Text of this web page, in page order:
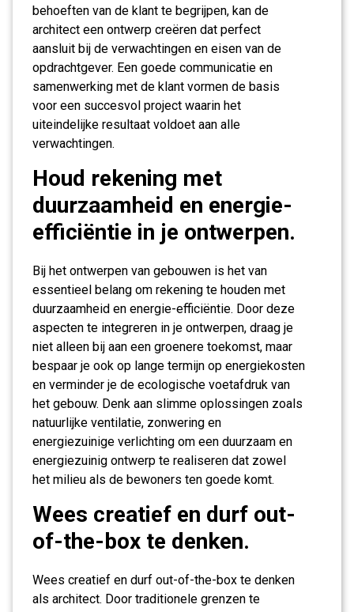
behoeften van de klant te begrijpen, kan de
architect een ontwerp creëren dat perfect
aansluit bij de verwachtingen en eisen van de
opdrachtgever. Een goede communicatie en
samenwerking met de klant vormen de basis
voor een succesvol project waarin het
uiteindelijke resultaat voldoet aan alle
verwachtingen.
Houd rekening met
duurzaamheid en energie-
efficiëntie in je ontwerpen.
Bij het ontwerpen van gebouwen is het van
essentieel belang om rekening te houden met
duurzaamheid en energie-efficiëntie. Door deze
aspecten te integreren in je ontwerpen, draag je
niet alleen bij aan een groenere toekomst, maar
bespaar je ook op lange termijn op energiekosten
en verminder je de ecologische voetafdruk van
het gebouw. Denk aan slimme oplossingen zoals
natuurlijke ventilatie, zonwering en
energiezuinige verlichting om een duurzaam en
energiezuinig ontwerp te realiseren dat zowel
het milieu als de bewoners ten goede komt.
Wees creatief en durf out-
of-the-box te denken.
Wees creatief en durf out-of-the-box te denken
als architect. Door traditionele grenzen te